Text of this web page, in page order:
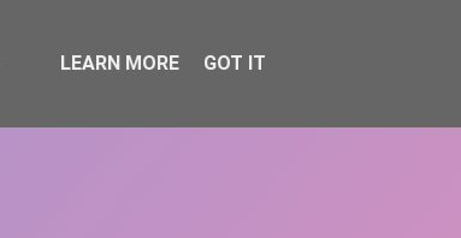
DONEAZĂ ARTICOLE CONTACT
LEARN MORE GOT IT